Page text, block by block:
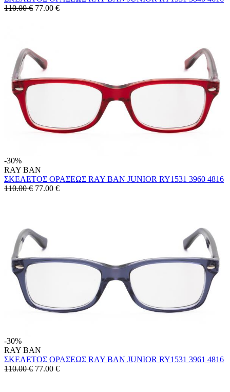
110.00 € 77.00 €
-30%
RAY BAN
ΣΚΕΛΕΤΟΣ ΟΡΑΣΕΩΣ RAY BAN JUNIOR RY1531 3960 4816
110.00 € 77.00 €
-30%
RAY BAN
ΣΚΕΛΕΤΟΣ ΟΡΑΣΕΩΣ RAY BAN JUNIOR RY1531 3961 4816
110.00 € 77.00 €